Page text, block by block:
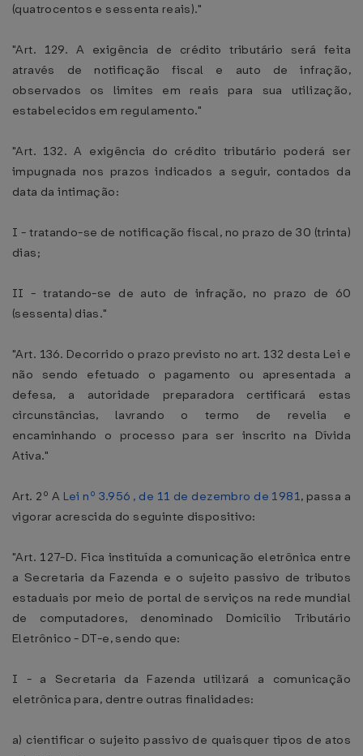
(quatrocentos e sessenta reais)."
"Art. 129. A exigência de crédito tributário será feita
através de notificação fiscal e auto de infração,
observados os limites em reais para sua utilização,
estabelecidos em regulamento."
"Art. 132. A exigência do crédito tributário poderá ser
impugnada nos prazos indicados a seguir, contados da
data da intimação:
I - tratando-se de notificação fiscal, no prazo de 30 (trinta)
dias;
II - tratando-se de auto de infração, no prazo de 60
(sessenta) dias."
"Art. 136. Decorrido o prazo previsto no art. 132 desta Lei e
não sendo efetuado o pagamento ou apresentada a
defesa, a autoridade preparadora certificará estas
circunstâncias, lavrando o termo de revelia e
encaminhando o processo para ser inscrito na Dívida
Ativa."
Art. 2º A Lei nº 3.956 , de 11 de dezembro de 1981, passa a
vigorar acrescida do seguinte dispositivo:
"Art. 127-D. Fica instituída a comunicação eletrônica entre
a Secretaria da Fazenda e o sujeito passivo de tributos
estaduais por meio de portal de serviços na rede mundial
de computadores, denominado Domicílio Tributário
Eletrônico - DT-e, sendo que:
I - a Secretaria da Fazenda utilizará a comunicação
eletrônica para, dentre outras finalidades:
a) cientificar o sujeito passivo de quaisquer tipos de atos